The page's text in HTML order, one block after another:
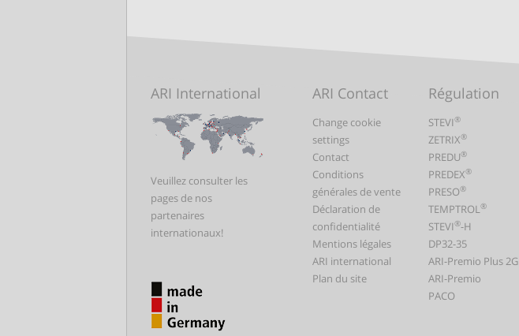
ARI International
Veuillez consulter les
pages de nos
partenaires
internationaux!
ARI Contact
Change cookie
settings
Contact
Conditions
générales de vente
Déclaration de
confidentialité
Mentions légales
ARI international
Plan du site
Régulation
STEVI®
ZETRIX®
PREDU®
PREDEX®
PRESO®
TEMPTROL®
STEVI®-H
DP32-35
ARI-Premio Plus 2G
ARI-Premio
PACO